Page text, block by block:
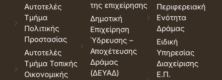
Αυτοτελές
Τμήμα
Πολιτικής
Προστασίας
Αυτοτελές
Τμήμα Τοπικής
Οικονομικής
της επιχείρησης
Δημοτική
Επιχείρηση
Ύδρευσης –
Αποχέτευσης
Δράμας
(ΔΕΥΑΔ)
Περιφερειακή
Ενότητα
Δράμας
Ειδική
Υπηρεσίας
Διαχείρισης
Ε.Π.